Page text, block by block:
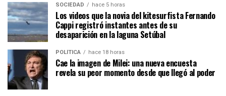
SOCIEDAD hace 5 horas
Los videos que la novia del kitesurfista Fernando
Cappi registró instantes antes de su
desaparición en la laguna Setúbal
POLÍTICA hace 18 horas
Cae la imagen de Milei: una nueva encuesta
revela su peor momento desde que llegó al poder